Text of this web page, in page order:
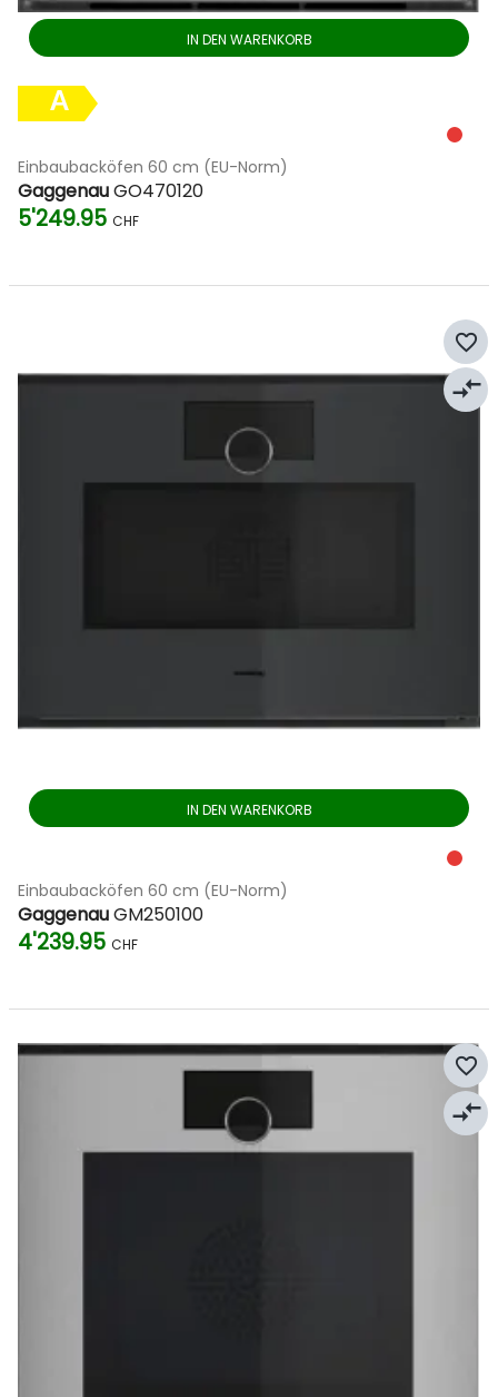
IN DEN WARENKORB
A
Einbaubacköfen 60 cm (EU-Norm)
GaggenauGO470120
5'249.95 CHF
IN DEN WARENKORB
Einbaubacköfen 60 cm (EU-Norm)
GaggenauGM250100
4'239.95 CHF
favorite_border
compare_arrows
favorite_border
compare_arrows